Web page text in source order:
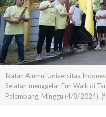
Ikatan Alumni Universitas
Selatan menggelar Fun Walk di
Palembang, Minggu (4/8/2024).